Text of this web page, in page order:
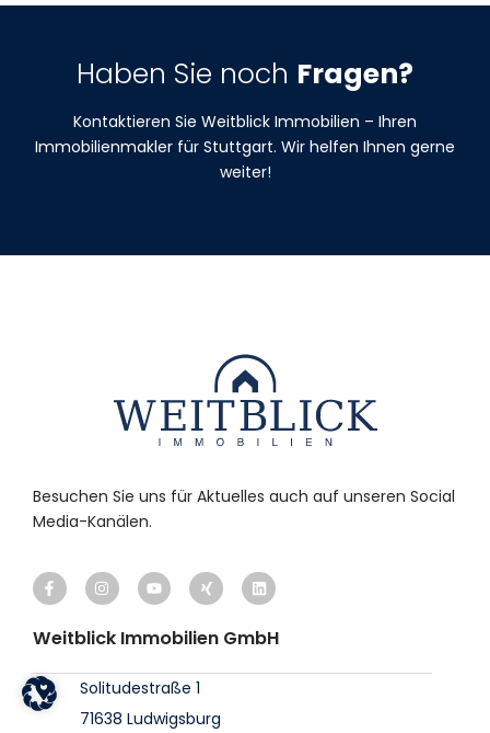
Haben Sie noch Fragen?
Kontaktieren Sie Weitblick Immobilien – Ihren
Immobilienmakler für Stuttgart. Wir helfen Ihnen gerne
weiter!
Besuchen Sie uns für Aktuelles auch auf unseren Social
Media-Kanälen.
Weitblick Immobilien GmbH
Solitudestraße 1
71638 Ludwigsburg